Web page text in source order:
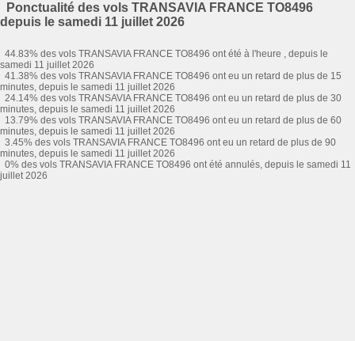
Ponctualité des vols TRANSAVIA FRANCE TO8496
depuis le samedi 11 juillet 2026
44.83% des vols TRANSAVIA FRANCE TO8496 ont été à l'heure , depuis le
samedi 11 juillet 2026
41.38% des vols TRANSAVIA FRANCE TO8496 ont eu un retard de plus de 15
minutes, depuis le samedi 11 juillet 2026
24.14% des vols TRANSAVIA FRANCE TO8496 ont eu un retard de plus de 30
minutes, depuis le samedi 11 juillet 2026
13.79% des vols TRANSAVIA FRANCE TO8496 ont eu un retard de plus de 60
minutes, depuis le samedi 11 juillet 2026
3.45% des vols TRANSAVIA FRANCE TO8496 ont eu un retard de plus de 90
minutes, depuis le samedi 11 juillet 2026
0% des vols TRANSAVIA FRANCE TO8496 ont été annulés, depuis le samedi 11
juillet 2026